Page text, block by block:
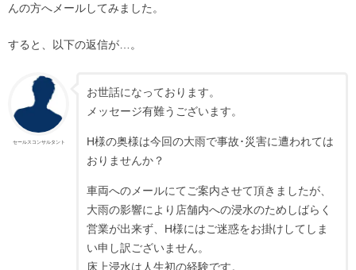
んの方へメールしてみました。
すると、以下の返信が…。
セールスコンサルタント
お世話になっております。
メッセージ有難うございます。
H様の奥様は今回の大雨で事故･災害に遭われては
おりませんか？
車両へのメールにてご案内させて頂きましたが、
大雨の影響により店舗内への浸水のためしばらく
営業が出来ず、H様にはご迷惑をお掛けしてしま
い申し訳ございません。
床上浸水は人生初の経験です。